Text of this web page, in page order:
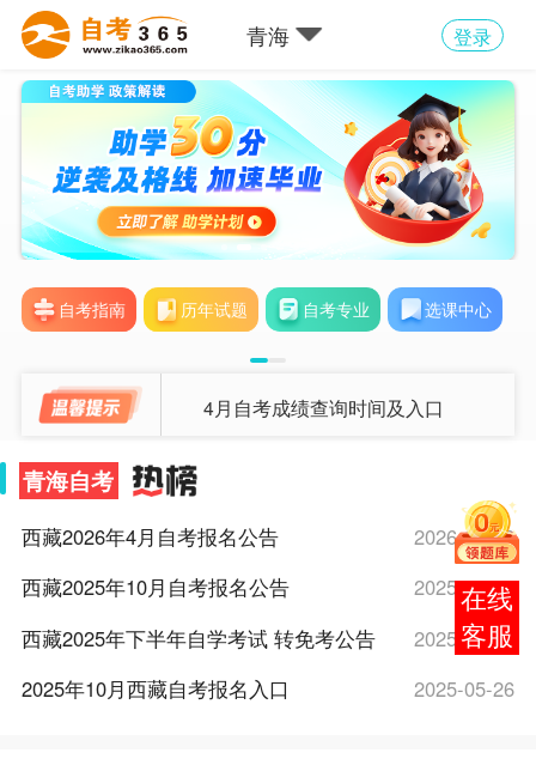
青海 登录
自考指南 历年试题 自考专业 选课中心
4月自考成绩查询时间及入口
青海自考
西藏2026年4月自考报名公告
2026-03-16
西藏2025年10月自考报名公告
2025-09-22
西藏2025年下半年自学考试 转免考公告
2025-08-26
2025年10月西藏自考报名入口
2025-05-26
报考
咨询